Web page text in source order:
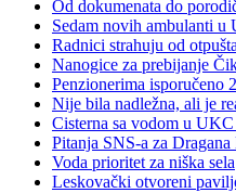
Od dokumenata do
Sedam novih ambulanti u
Radnici strahuju od
Nanogice za prebijanje
Penzionerima isporučeno
Nije bila nadležna, ali je
Cisterna sa vodom u
Pitanja SNS-a za
Voda prioritet za niška sela
Leskovački otvoreni